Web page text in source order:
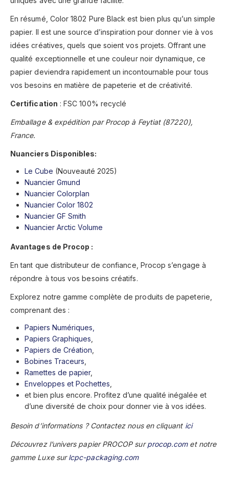
En résumé, Color 1802 Pure Black est bien plus qu’un simple
papier. Il est une source d’inspiration pour donner vie à vos
idées créatives, quels que soient vos projets. Offrant une
qualité exceptionnelle et une couleur noir dynamique, ce
papier deviendra rapidement un incontournable pour tous
vos besoins en matière de papeterie et de créativité.
Certification : FSC 100% recyclé
Emballage & expédition par Procop à Feytiat (87220),
France.
Nuanciers Disponibles:
Le Cube (Nouveauté 2025)
Nuancier Gmund
Nuancier Colorplan
Nuancier Color 1802
Nuancier GF Smith
Nuancier Arctic Volume
Avantages de Procop :
En tant que distributeur de confiance, Procop s’engage à
répondre à tous vos besoins créatifs.
Explorez notre gamme complète de produits de papeterie,
comprenant des :
Papiers Numériques,
Papiers Graphiques
Papiers de Création
Bobines Traceurs
Ramettes de papier,
Enveloppes et Pochettes
et bien plus encore. Profitez d’une qualité inégalée et
d’une diversité de choix pour donner vie à vos idées.
Besoin d’informations ? Contactez nous en cliquant ici
Découvrez l’univers papier PROCOP surprocop.comet notre
gamme Luxe surlcpc-packaging.com